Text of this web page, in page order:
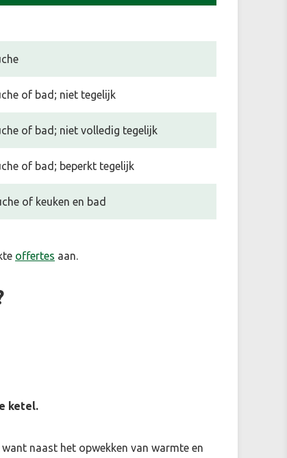
of bad; niet tegelijk
of bad; niet volledig tegelijk
of bad; beperkt tegelijk
of keuken en bad
offertes aan.
ketel.
naast het opwekken van warmte en